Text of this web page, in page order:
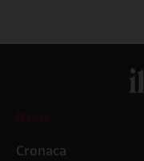
News
Cronaca